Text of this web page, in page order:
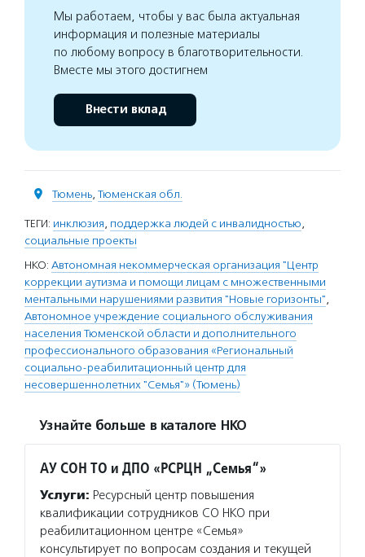
Мы работаем, чтобы у вас была актуальная
информация и полезные материалы
по любому вопросу в благотворительности.
Вместе мы этого достигнем
Внести вклад
Тюмень, Тюменская обл.
ТЕГИ: инклюзия, поддержка людей с инвалидностью,
социальные проекты
НКО: Автономная некоммерческая организация "Центр
коррекции аутизма и помощи лицам с множественными
ментальными нарушениями развития "Новые горизонты",
Автономное учреждение социального обслуживания
населения Тюменской области и дополнительного
профессионального образования «Региональный
социально-реабилитационный центр для
несовершеннолетних "Семья"» (Тюмень)
Узнайте больше в каталоге НКО
АУ СОН ТО и ДПО «РСРЦН „Семья“»
Услуги: Ресурсный центр повышения
квалификации сотрудников СО НКО при
реабилитационном центре «Семья»
консультирует по вопросам создания и текущей